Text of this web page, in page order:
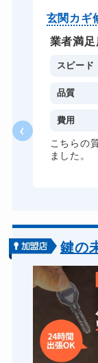
スーツケー
金庫カギ
金庫カギ
金庫カギ
ドアノブ
玄関カギ
業者満足
スピード
品質
費用
こちらの
ました。
鍵の